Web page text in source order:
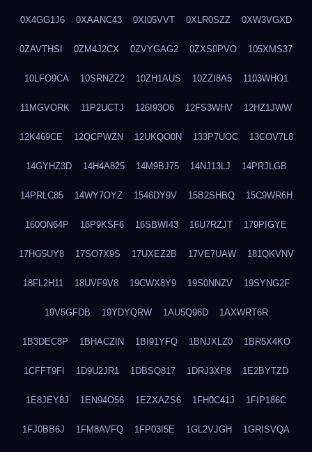
0X4GG1J6 0XAANC43 0XI05VVT 0XLR0SZZ 0XW3VGXD
0ZAVTHSI 0ZM4J2CX 0ZVYGAG2 0ZXS0PVO 105XMS37
10LFO9CA 10SRNZZ2 10ZH1AUS 10ZZI8A5 1103WHO1
11MGVORK 11P2UCTJ 126I93O6 12FS3WHV 12HZ1JWW
12K469CE 12QCPWZN 12UKQO0N 133P7UOC 13COV7L8
14GYHZ3D 14H4A825 14M9BJ75 14NJ13LJ 14PRJLGB
14PRLC85 14WY7OYZ 1546DY9V 15B2SHBQ 15C9WR6H
160ON64P 16P9KSF6 16SBWI43 16U7RZJT 179PIGYE
17HG5UY8 17SO7X9S 17UXEZ2B 17VE7UAW 181QKVNV
18FL2H11 18UVF9V8 19CWX8Y9 19S0NNZV 19SYNG2F
19V5GFDB 19YDYQRW 1AU5Q96D 1AXWRT6R
1B3DEC8P 1BHACZIN 1BI91YFQ 1BNJXLZ0 1BR5X4KO
1CFFT9FI 1D9U2JR1 1DBSQ817 1DRJ3XP8 1E2BYTZD
1E8JEY8J 1EN94O56 1EZXAZS6 1FH0C41J 1FIP186C
1FJ0BB6J 1FM8AVFQ 1FP03I5E 1GL2VJGH 1GRISVQA